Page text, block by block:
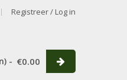
Registreer / Log in
- €0.00